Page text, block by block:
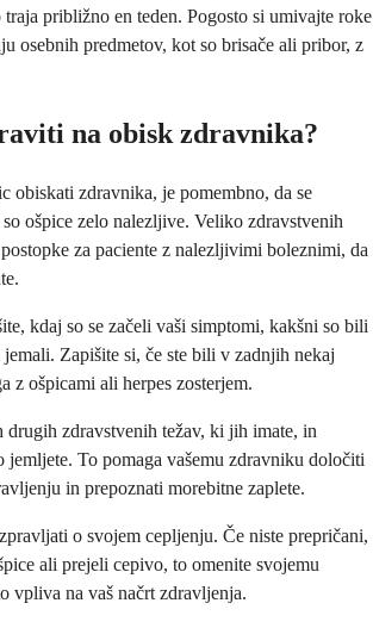
približno en teden. Pogosto si umivajte roke
osebnih predmetov, kot so brisače ali pribor, z
na obisk zdravnika?
obiskati zdravnika, je pomembno, da se
ošpice zelo nalezljive. Veliko zdravstvenih
za paciente z nalezljivimi boleznimi, da
kdaj so se začeli vaši simptomi, kakšni so bili
Zapišite si, če ste bili v zadnjih nekaj
z ošpicami ali herpes zosterjem.
drugih zdravstvenih težav, ki jih imate, in
To pomaga vašemu zdravniku določiti
in prepoznati morebitne zaplete.
o svojem cepljenju. Če niste prepričani,
ali prejeli cepivo, to omenite svojemu
vpliva na vaš načrt zdravljenja.